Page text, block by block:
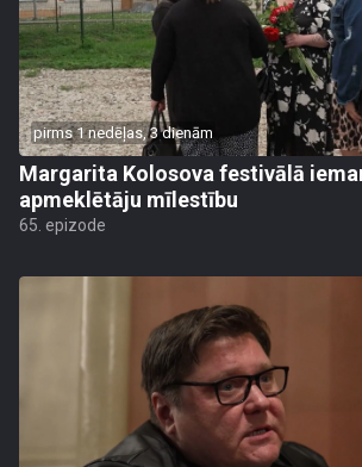
pirms 1 nedēļas, 3 dienām
Margarita Kolosova festivālā
apmeklētāju mīlestību
65. epizode